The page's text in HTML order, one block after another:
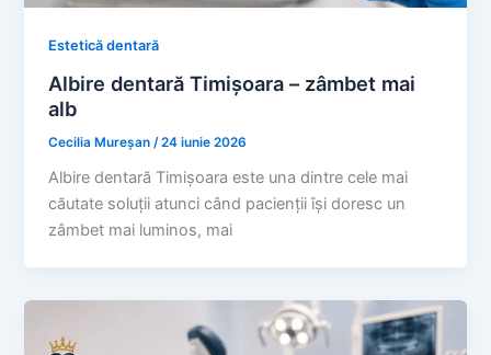
Estetică dentară
Albire dentară Timișoara – zâmbet mai
alb
Cecilia Mureșan /24 iunie 2026
Albire dentară Timișoara este una dintre cele mai
căutate soluții atunci când pacienții își doresc un
zâmbet mai luminos, mai